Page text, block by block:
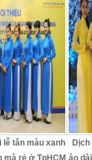
lễ tân màu xanh
mà rẻ ở TpHCM áo